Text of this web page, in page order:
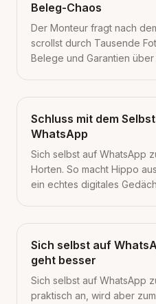
Beleg-Chaos
Der Monteur fragt nach
scrollst durch Tausende
Belege und Garantien
Schluss mit dem
WhatsApp
Sich selbst auf WhatsApp
Horten. So macht Hippo
ein echtes digitales
Sich selbst auf
geht besser
Sich selbst auf WhatsApp
praktisch an, wird aber